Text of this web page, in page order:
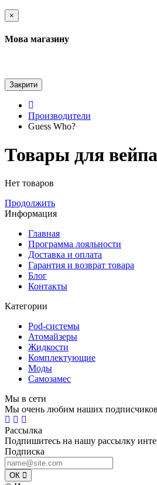
×
Мова магазину
Закрити
Производители
Guess Who?
Товары для
Нет товаров
Продолжить
Информация
Главная
Программа лояльности
Доставка и оплата
Гарантия и возврат товара
Блог
Контакты
Категории
Pod-системы
Атомайзеры
Жидкости
Комплектующие
Моды
Самозамес
Мы в сети
Мы очень любим наших подписчиков
Рассылка
Подпишитесь на нашу рассылку
Подписка
ОК